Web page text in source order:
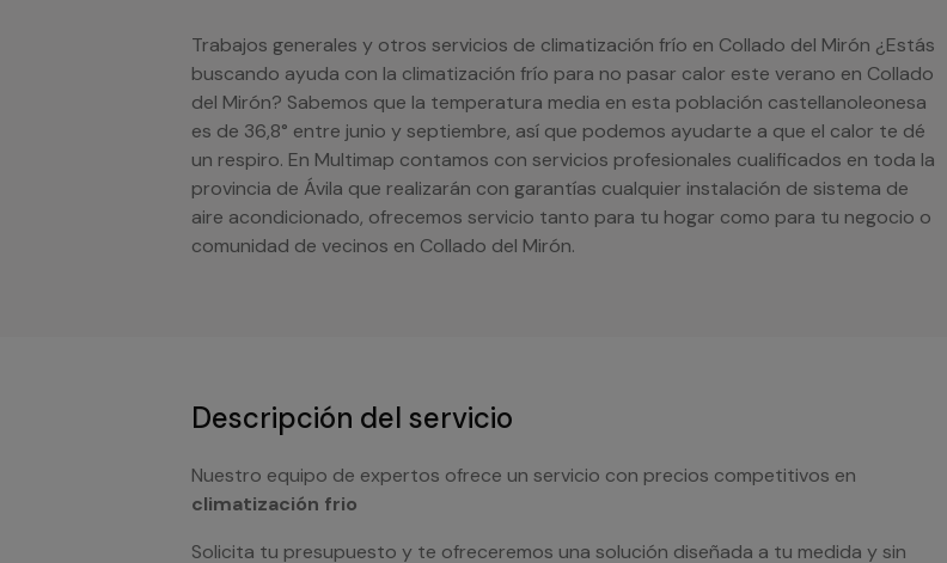
Trabajos generales y otros servicios de climatización frío en Collado del Mirón ¿Estás
buscando ayuda con la climatización frío para no pasar calor este verano en Collado
del Mirón? Sabemos que la temperatura media en esta población castellanoleonesa
es de 36,8° entre junio y septiembre, así que podemos ayudarte a que el calor te dé
un respiro. En Multimap contamos con servicios profesionales cualificados en toda la
provincia de Ávila que realizarán con garantías cualquier instalación de sistema de
aire acondicionado, ofrecemos servicio tanto para tu hogar como para tu negocio o
comunidad de vecinos en Collado del Mirón.
Descripción del servicio
Nuestro equipo de expertos ofrece un servicio con precios competitivos en
climatización frio
Solicita tu presupuesto y te ofreceremos una solución diseñada a tu medida y sin